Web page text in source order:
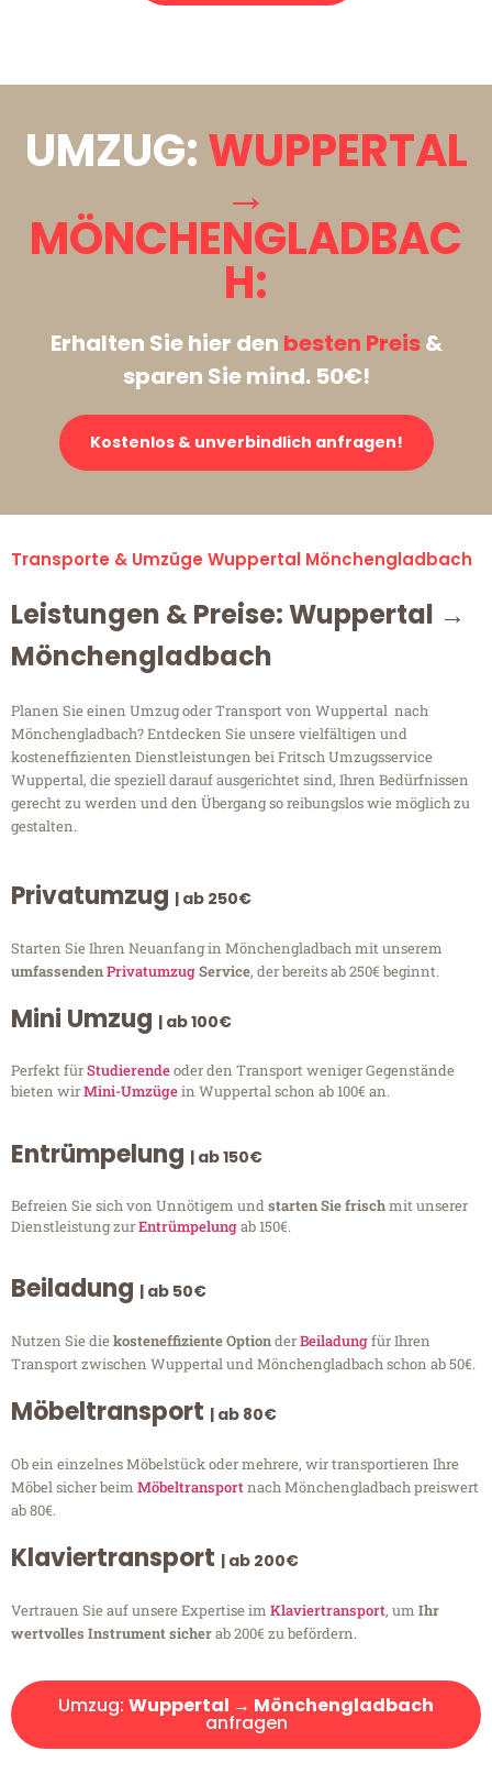
UMZUG:WUPPERTAL
→
MÖNCHENGLADBAC
H:
Erhalten Sie hier den besten Preis&
sparen Sie mind. 50€!
Kostenlos & unverbindlich anfragen!
Transporte & Umzüge Wuppertal Mönchengladbach
Leistungen & Preise: Wuppertal →
Mönchengladbach
Planen Sie einen Umzug oder Transport von Wuppertal nach
Mönchengladbach? Entdecken Sie unsere vielfältigen und
kosteneffizienten Dienstleistungen bei Fritsch Umzugsservice
Wuppertal, die speziell darauf ausgerichtet sind, Ihren Bedürfnissen
gerecht zu werden und den Übergang so reibungslos wie möglich zu
gestalten.
Privatumzug | ab 250€
Starten Sie Ihren Neuanfang in Mönchengladbach mit unserem
umfassendenPrivatumzugService, der bereits ab 250€ beginnt.
Mini Umzug | ab 100€
Perfekt fürStudierendeoder den Transport weniger Gegenstände
bieten wirMini-Umzügein Wuppertal schon ab 100€ an.
Entrümpelung | ab 150€
Befreien Sie sich von Unnötigem undstarten Sie frischmit unserer
Dienstleistung zurEntrümpelungab 150€.
Beiladung | ab 50€
Nutzen Sie diekosteneffiziente OptionderBeiladungfür Ihren
Transport zwischen Wuppertal und Mönchengladbach schon ab 50€.
Möbeltransport | ab 80€
Ob ein einzelnes Möbelstück oder mehrere, wir transportieren Ihre
Möbel sicher beim Möbeltransportnach Mönchengladbach preiswert
ab 80€.
Klaviertransport | ab 200€
Vertrauen Sie auf unsere Expertise im Klaviertransport, um Ihr
wertvolles Instrument sicherab 200€ zu befördern.
Umzug: Wuppertal → Mönchengladbach
anfragen